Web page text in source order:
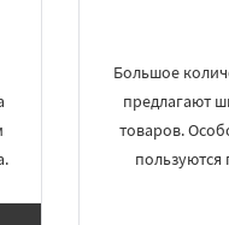
Большое
предлагают
товаров.